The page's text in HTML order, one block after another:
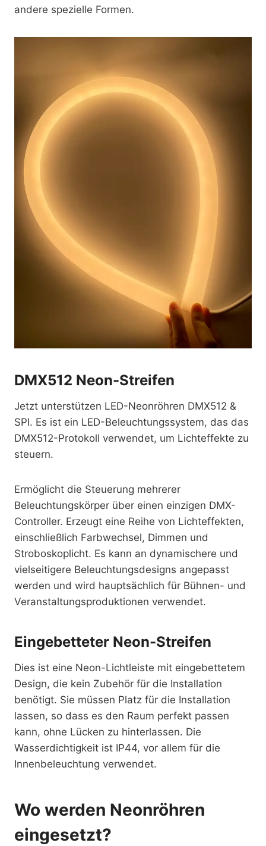
andere spezielle Formen.
DMX512 Neon-Streifen
Jetzt unterstützen LED-Neonröhren DMX512 &
SPI. Es ist ein LED-Beleuchtungssystem, das das
DMX512-Protokoll verwendet, um Lichteffekte zu
steuern.
Ermöglicht die Steuerung mehrerer
Beleuchtungskörper über einen einzigen DMX-
Controller. Erzeugt eine Reihe von Lichteffekten,
einschließlich Farbwechsel, Dimmen und
Stroboskoplicht. Es kann an dynamischere und
vielseitigere Beleuchtungsdesigns angepasst
werden und wird hauptsächlich für Bühnen- und
Veranstaltungsproduktionen verwendet.
Eingebetteter Neon-Streifen
Dies ist eine Neon-Lichtleiste mit eingebettetem
Design, die kein Zubehör für die Installation
benötigt. Sie müssen Platz für die Installation
lassen, so dass es den Raum perfekt passen
kann, ohne Lücken zu hinterlassen. Die
Wasserdichtigkeit ist IP44, vor allem für die
Innenbeleuchtung verwendet.
Wo werden Neonröhren
eingesetzt?